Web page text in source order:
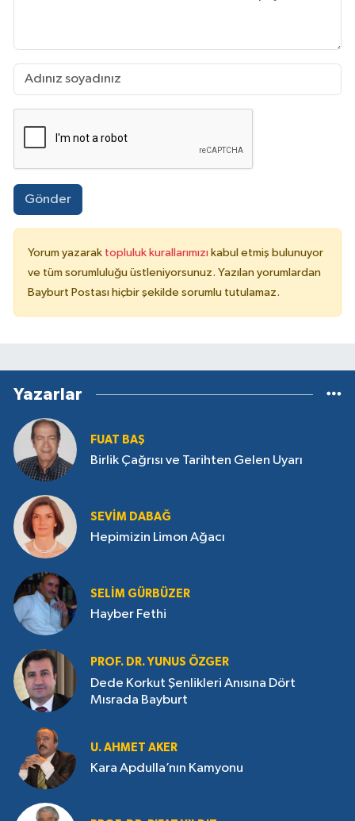
Gönder
Yorum yazarak topluluk kurallarımızı kabul etmiş bulunuyor
ve tüm sorumluluğu üstleniyorsunuz. Yazılan yorumlardan
Bayburt Postası hiçbir şekilde sorumlu tutulamaz.
Yazarlar
FUAT BAŞ
Birlik Çağrısı ve Tarihten Gelen Uyarı
SEVIM DABAĞ
Hepimizin Limon Ağacı
SELIM GÜRBÜZER
Hayber Fethi
PROF. DR. YUNUS ÖZGER
Dede Korkut Şenlikleri Anısına Dört
Mısrada Bayburt
U. AHMET AKER
Kara Apdulla’nın Kamyonu